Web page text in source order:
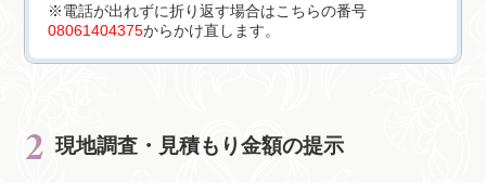
※電話が出れずに折り返す場合はこちらの番号
08061404375からかけ直します。
現地調査・見積もり金額の提示